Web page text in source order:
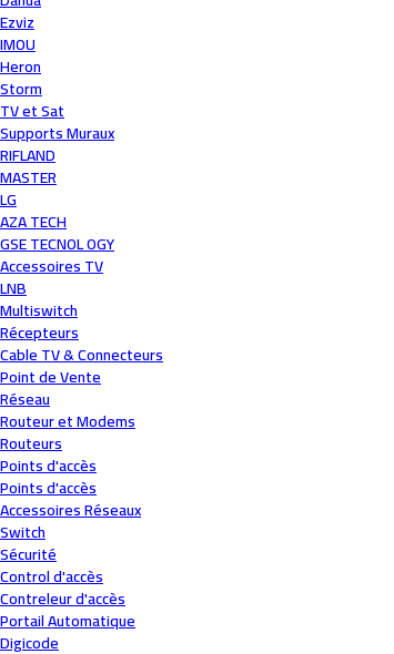
Ezviz
IMOU
Heron
Storm
TV et Sat
Supports Muraux
RIFLAND
MASTER
LG
AZA TECH
GSE TECNOL OGY
Accessoires TV
LNB
Multiswitch
Récepteurs
Cable TV & Connecteurs
Point de Vente
Réseau
Routeur et Modems
Routeurs
Points d'accès
Points d'accès
Accessoires Réseaux
Switch
Sécurité
Control d'accès
Contreleur d'accès
Portail Automatique
Digicode